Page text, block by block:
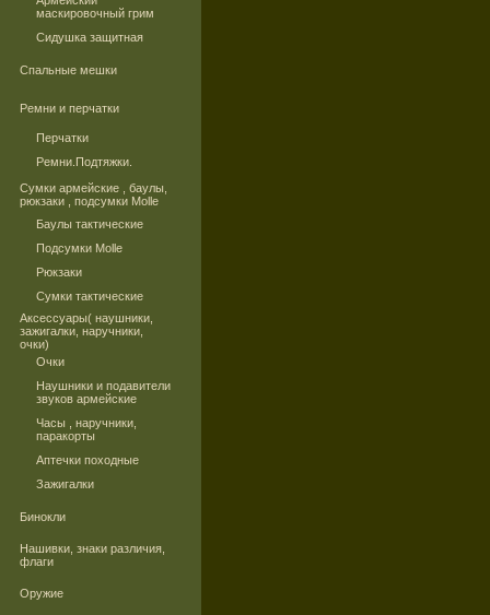
маскировочный грим
Сидушка защитная
Спальные мешки
Ремни и перчатки
Перчатки
Ремни.Подтяжки.
Сумки армейские , баулы,
рюкзаки , подсумки Molle
Баулы тактические
Подсумки Molle
Рюкзаки
Сумки тактические
Аксессуары( наушники,
зажигалки, наручники,
очки)
Очки
Наушники и подавители
звуков армейские
Часы , наручники,
паракорты
Аптечки походные
Зажигалки
Бинокли
Нашивки, знаки различия,
флаги
Оружие